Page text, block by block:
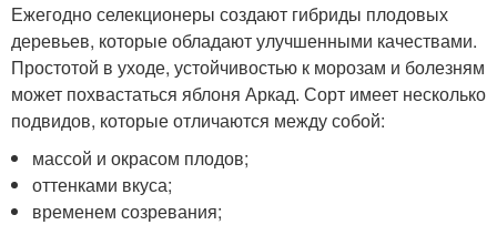
Ежегодно селекционеры создают гибриды плодовых
деревьев, которые обладают улучшенными качествами.
Простотой в уходе, устойчивостью к морозам и болезням
может похвастаться яблоня Аркад. Сорт имеет несколько
подвидов, которые отличаются между собой:
массой и окрасом плодов;
оттенками вкуса;
временем созревания;